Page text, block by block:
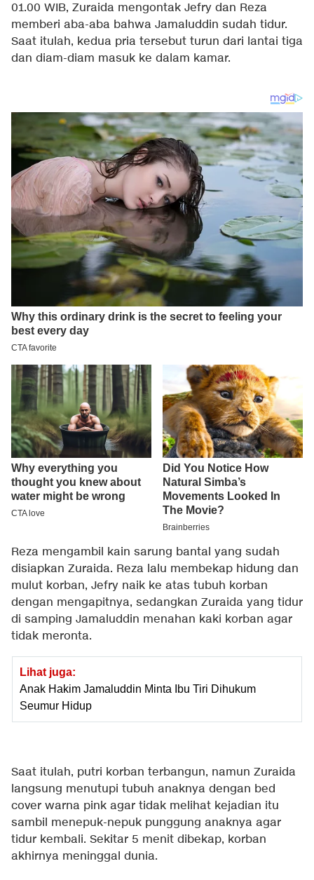
01.00 WIB, Zuraida mengontak Jefry dan Reza
memberi aba-aba bahwa Jamaluddin sudah tidur.
Saat itulah, kedua pria tersebut turun dari lantai tiga
dan diam-diam masuk ke dalam kamar.
Reza mengambil kain sarung bantal yang sudah
disiapkan Zuraida. Reza lalu membekap hidung dan
mulut korban, Jefry naik ke atas tubuh korban
dengan mengapitnya, sedangkan Zuraida yang tidur
di samping Jamaluddin menahan kaki korban agar
tidak meronta.
Lihat juga:
Anak Hakim Jamaluddin Minta Ibu Tiri Dihukum
Seumur Hidup
Saat itulah, putri korban terbangun, namun Zuraida
langsung menutupi tubuh anaknya dengan bed
cover warna pink agar tidak melihat kejadian itu
sambil menepuk-nepuk punggung anaknya agar
tidur kembali. Sekitar 5 menit dibekap, korban
akhirnya meninggal dunia.